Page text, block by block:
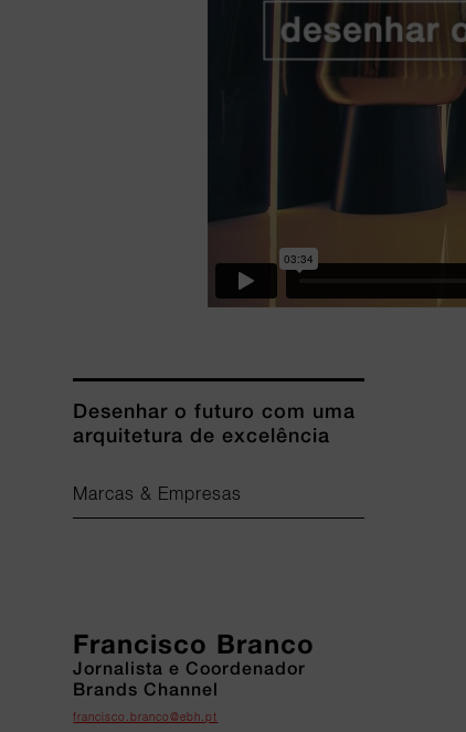
Desenhar o futuro com uma
arquitetura de excelência
Marcas & Empresas
Francisco Branco
Jornalista e Coordenador
Brands Channel
francisco.branco@ebh.pt